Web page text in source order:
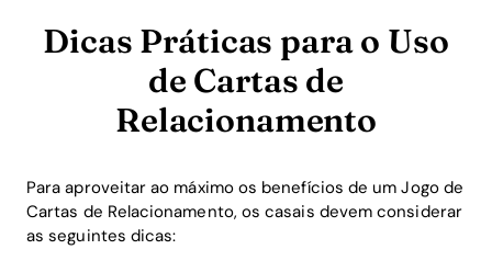
Dicas Práticas para o Uso
de Cartas de
Relacionamento
Para aproveitar ao máximo os benefícios de um Jogo de
Cartas de Relacionamento, os casais devem considerar
as seguintes dicas: